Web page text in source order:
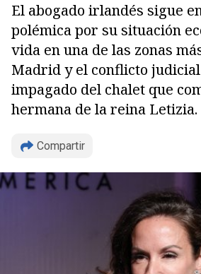
El abogado irlandés sigue
polémica por su situación
vida en una de las zonas
Madrid y el conflicto
impagado del chalet que
hermana de la reina Letizia.
Compartir